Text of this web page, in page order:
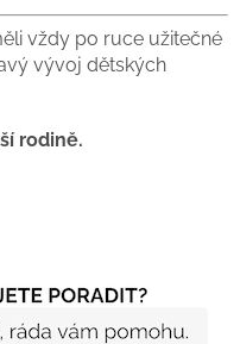
vždy po ruce užitečné
vývoj dětských
rodině.